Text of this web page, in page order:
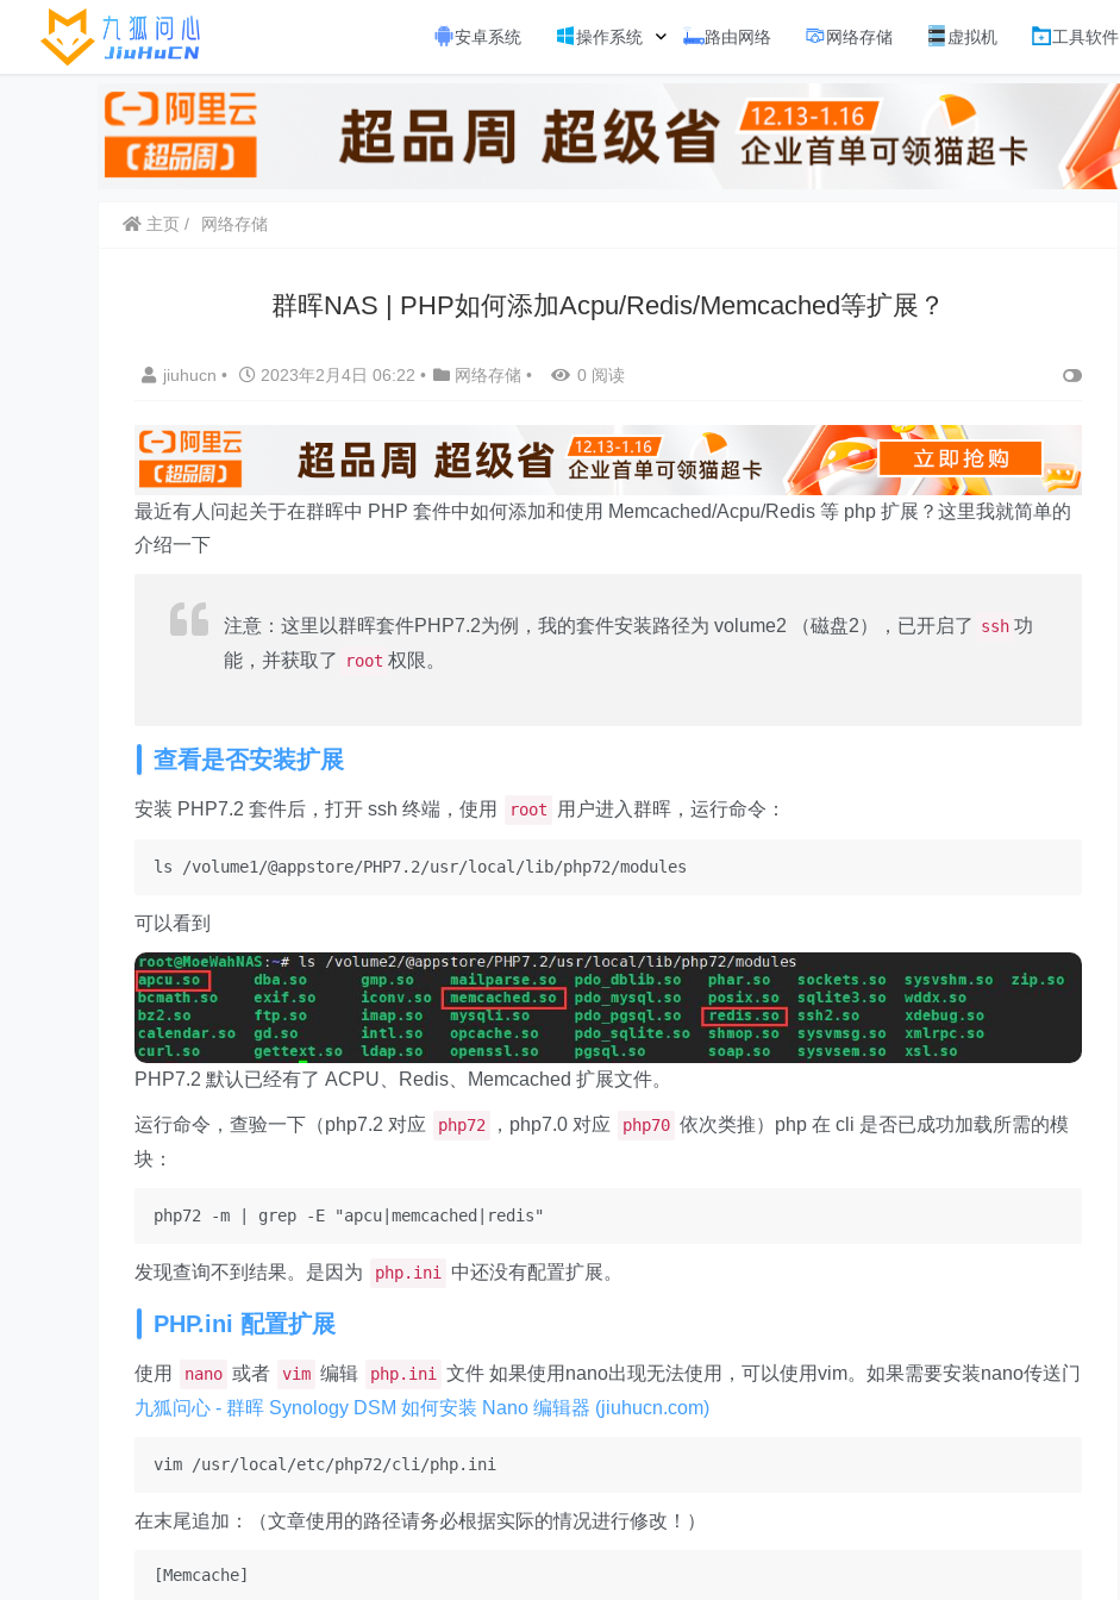
安卓系统 操作系统 路由网络 网络存储 虚拟机 工具软件
主页 网络存储
群晖NAS | PHP如何添加Acpu/Redis/Memcached等扩展？
jiuhucn • 2023年2月4日 06:22 • 网络存储 • 0 阅读
最近有人问起关于在群晖中 PHP 套件中如何添加和使用 Mem­cached/​Acpu/​Re­dis 等 php 扩展？这里我就简单的
介绍一下
注意：这里以群晖套件PHP7.2为例，我的套件安装路径为 vol­ume2 （磁盘2），已开启了 ssh 功
能，并获取了
root 权限。
查看是否安装扩展
安装 PHP7.2 套件后，打开 ssh 终端，使用 root 用户进入群晖，运行命令：
ls /volume1/@appstore/PHP7.2/usr/local/lib/php72/modules
可以看到
PHP7.2 默认已经有了 ACPU、Re­dis、Mem­cached 扩展文件。
运行命令，查验一下（php7.2 对应 php72 ，php7.0 对应 php70 依次类推）php 在 cli 是否已成功加载所需的模
块：
php72 -m | grep -E "apcu|memcached|redis"
发现查询不到结果。是因为 php.ini 中还没有配置扩展。
PHP.ini 配置扩展
使用 nano 或者 vim 编辑 php.ini
文件 如果使用nano出现无法使用，可以使用vim。如果需要安装nano传送门
九狐问心 - 群晖 Synology DSM 如何安装 Nano 编辑器 (jiuhucn.com)
vim /usr/local/etc/php72/cli/php.ini
在末尾追加：（文章使用的路径请务必根据实际的情况进行修改！）
[Memcache]